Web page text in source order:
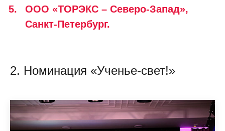
ООО «ТОРЭКС – Северо-Запад»,
Санкт-Петербург.
2. Номинация «Ученье-свет!»